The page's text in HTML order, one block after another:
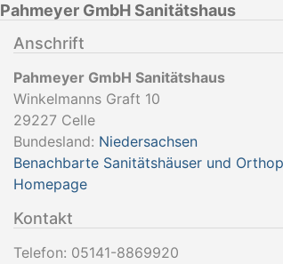
Pahmeyer GmbH Sanitätshaus
Anschrift
Pahmeyer GmbH Sanitätshaus
Winkelmanns Graft 10
29227 Celle
Bundesland: Niedersachsen
Benachbarte Sanitätshäuser und
Homepage
Kontakt
Telefon: 05141-8869920